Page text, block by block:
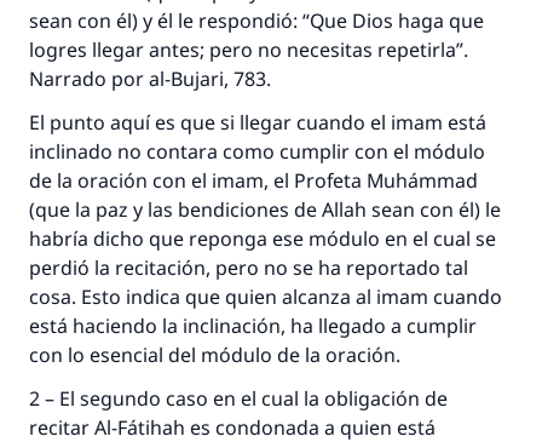
sean con él) y él le respondió: “Que Dios haga que
logres llegar antes; pero no necesitas repetirla”.
Narrado por al-Bujari, 783.
El punto aquí es que si llegar cuando el imam está
inclinado no contara como cumplir con el módulo
de la oración con el imam, el Profeta Muhámmad
(que la paz y las bendiciones de Allah sean con él) le
habría dicho que reponga ese módulo en el cual se
perdió la recitación, pero no se ha reportado tal
cosa. Esto indica que quien alcanza al imam cuando
está haciendo la inclinación, ha llegado a cumplir
con lo esencial del módulo de la oración.
2 – El segundo caso en el cual la obligación de
recitar Al-Fátihah es condonada a quien está